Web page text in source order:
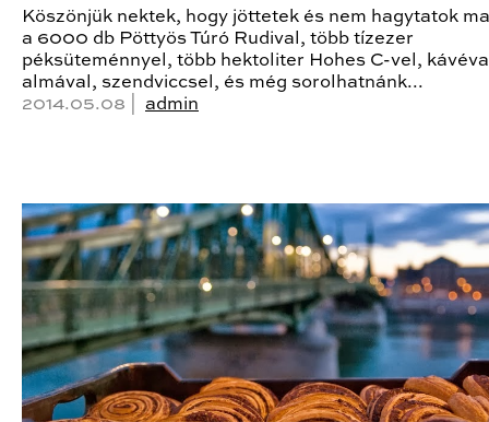
Köszönjük nektek, hogy jöttetek és nem hagytatok
a 6000 db Pöttyös Túró Rudival, több tízezer
péksüteménnyel, több hektoliter Hohes C-vel,
almával, szendviccsel, és még sorolhatnánk...
2014.05.08 | admin